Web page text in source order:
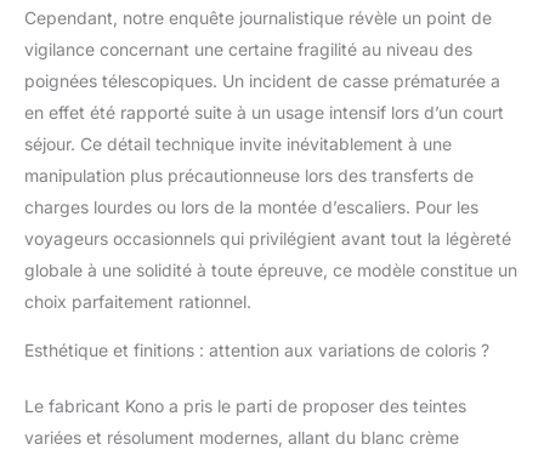
niveaux et d'une prise
confortable pour une
utilisation facile, ce qui
permet à la valise d'être
pouvez même attacher
la trousse de beauté
portable sur le dessus
car la trousse de
toilette comporte une
bande élastique noire à
numéro TSA intégrée
uniquement au
personnel de sécurité
Cependant, notre enquête journalistique révèle un point de
vigilance concernant une certaine fragilité au niveau des
poignées télescopiques. Un incident de casse prématurée a
en effet été rapporté suite à un usage intensif lors d’un court
séjour. Ce détail technique invite inévitablement à une
manipulation plus précautionneuse lors des transferts de
charges lourdes ou lors de la montée d’escaliers. Pour les
voyageurs occasionnels qui privilégient avant tout la légèreté
globale à une solidité à toute épreuve, ce modèle constitue un
choix parfaitement rationnel.
Esthétique et finitions : attention aux variations de coloris ?
Le fabricant Kono a pris le parti de proposer des teintes
variées et résolument modernes, allant du blanc crème